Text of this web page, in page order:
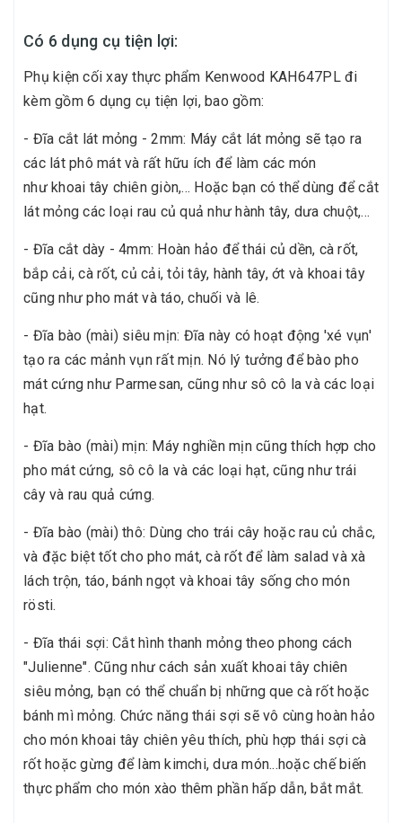
Có 6 dụng cụ tiện lợi:
Phụ kiện cối xay thực phẩm Kenwood KAH647PL đi
kèm gồm 6 dụng cụ tiện lợi, bao gồm:
- Đĩa cắt lát mỏng - 2mm: Máy cắt lát mỏng sẽ tạo ra
các lát phô mát và rất hữu ích để làm các món
như khoai tây chiên giòn,... Hoặc bạn có thể dùng để cắt
lát mỏng các loại rau củ quả như hành tây, dưa chuột,...
- Đĩa cắt dày - 4mm: Hoàn hảo để thái củ dền, cà rốt,
bắp cải, cà rốt, củ cải, tỏi tây, hành tây, ớt và khoai tây
cũng như pho mát và táo, chuối và lê.
- Đĩa bào (mài) siêu mịn: Đĩa này có hoạt động 'xé vụn'
tạo ra các mảnh vụn rất mịn. Nó lý tưởng để bào pho
mát cứng như Parmesan, cũng như sô cô la và các loại
hạt.
- Đĩa bào (mài) mịn: Máy nghiền mịn cũng thích hợp cho
pho mát cứng, sô cô la và các loại hạt, cũng như trái
cây và rau quả cứng.
- Đĩa bào (mài) thô: Dùng cho trái cây hoặc rau củ chắc,
và đặc biệt tốt cho pho mát, cà rốt để làm salad và xà
lách trộn, táo, bánh ngọt và khoai tây sống cho món
rösti.
- Đĩa thái sợi: Cắt hình thanh mỏng theo phong cách
"Julienne". Cũng như cách sản xuất khoai tây chiên
siêu mỏng, bạn có thể chuẩn bị những que cà rốt hoặc
bánh mì mỏng. Chức năng thái sợi sẽ vô cùng hoàn hảo
cho món khoai tây chiên yêu thích, phù hợp thái sợi cà
rốt hoặc gừng để làm kimchi, dưa món...hoặc chế biến
thực phẩm cho món xào thêm phần hấp dẫn, bắt mắt.